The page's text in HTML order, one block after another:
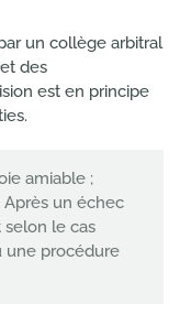
un collège arbitral
des
est en principe
amiable ;
Après un échec
selon le cas
une procédure